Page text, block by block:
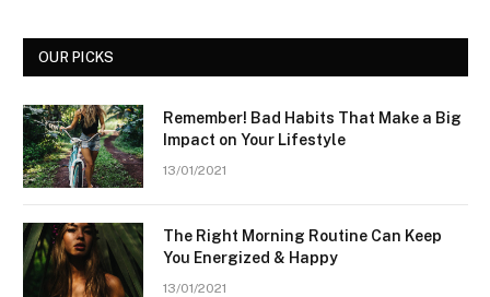
OUR PICKS
Remember! Bad Habits That Make a Big
Impact on Your Lifestyle
13/01/2021
The Right Morning Routine Can Keep
You Energized & Happy
13/01/2021